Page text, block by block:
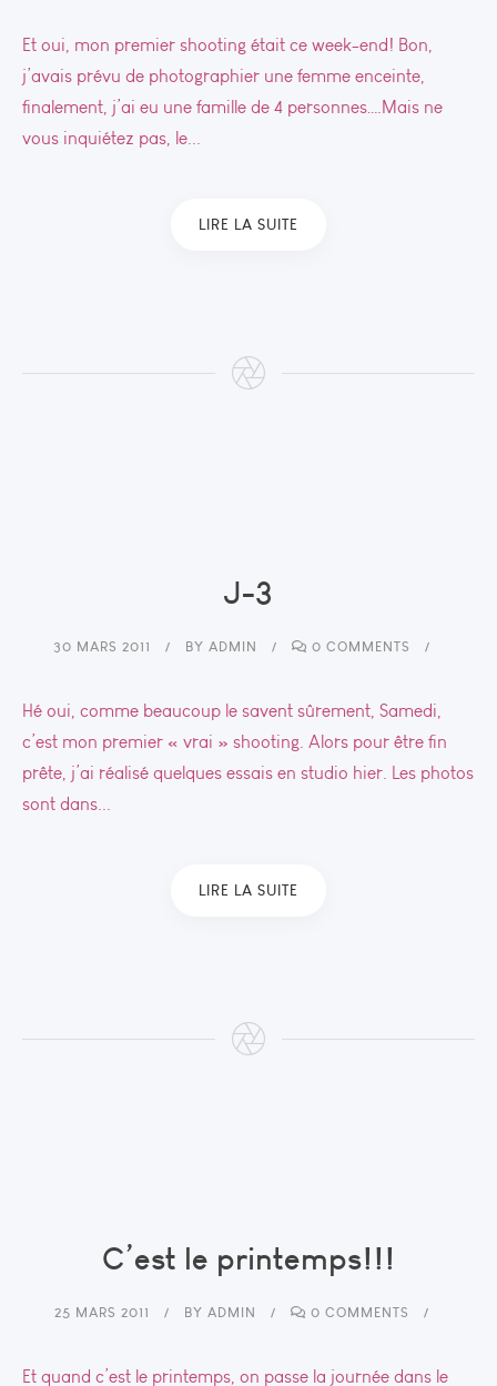
Et oui, mon premier shooting était ce week-end! Bon,
j’avais prévu de photographier une femme enceinte,
finalement, j’ai eu une famille de 4 personnes….Mais ne
vous inquiétez pas, le...
LIRE LA SUITE
J-3
30 MARS 2011 BY ADMIN 0 COMMENTS
Hé oui, comme beaucoup le savent sûrement, Samedi,
c’est mon premier « vrai » shooting. Alors pour être fin
prête, j’ai réalisé quelques essais en studio hier. Les photos
sont dans...
LIRE LA SUITE
C’est le printemps!!!
25 MARS 2011 BY ADMIN 0 COMMENTS
Et quand c’est le printemps, on passe la journée dans le